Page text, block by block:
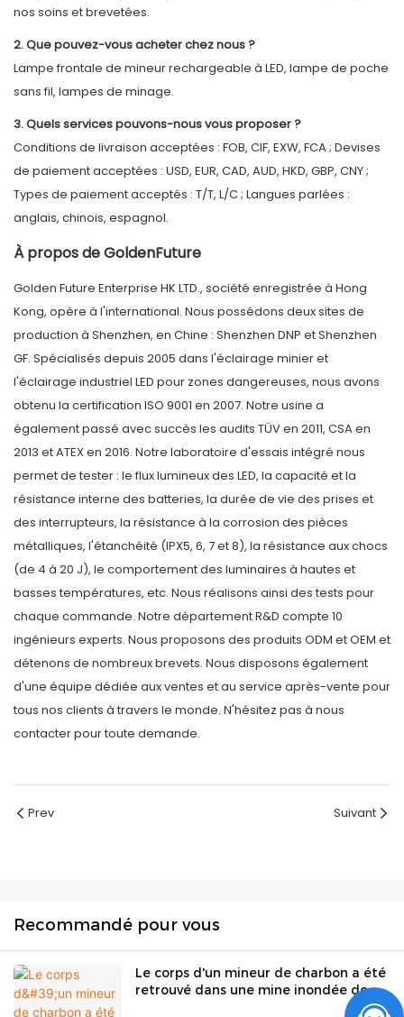
nos soins et brevetées.
2. Que pouvez-vous acheter chez nous ?
Lampe frontale de mineur rechargeable à LED, lampe de poche
sans fil, lampes de minage.
3. Quels services pouvons-nous vous proposer ?
Conditions de livraison acceptées : FOB, CIF, EXW, FCA ; Devises
de paiement acceptées : USD, EUR, CAD, AUD, HKD, GBP, CNY ;
Types de paiement acceptés : T/T, L/C ; Langues parlées :
anglais, chinois, espagnol.
À propos de GoldenFuture
Golden Future Enterprise HK LTD., société enregistrée à Hong
Kong, opère à l'international. Nous possédons deux sites de
production à Shenzhen, en Chine : Shenzhen DNP et Shenzhen
GF. Spécialisés depuis 2005 dans l'éclairage minier et
l'éclairage industriel LED pour zones dangereuses, nous avons
obtenu la certification ISO 9001 en 2007. Notre usine a
également passé avec succès les audits TÜV en 2011, CSA en
2013 et ATEX en 2016. Notre laboratoire d'essais intégré nous
permet de tester : le flux lumineux des LED, la capacité et la
résistance interne des batteries, la durée de vie des prises et
des interrupteurs, la résistance à la corrosion des pièces
métalliques, l'étanchéité (IPX5, 6, 7 et 8), la résistance aux chocs
(de 4 à 20 J), le comportement des luminaires à hautes et
basses températures, etc. Nous réalisons ainsi des tests pour
chaque commande. Notre département R&D compte 10
ingénieurs experts. Nous proposons des produits ODM et OEM et
détenons de nombreux brevets. Nous disposons également
d'une équipe dédiée aux ventes et au service après-vente pour
tous nos clients à travers le monde. N'hésitez pas à nous
contacter pour toute demande.
Prev Suivant
Recommandé pour vous
Le corps d'un mineur de charbon a été
retrouvé dans une mine inondée de
Virginie-Occidentale, a déclaré le